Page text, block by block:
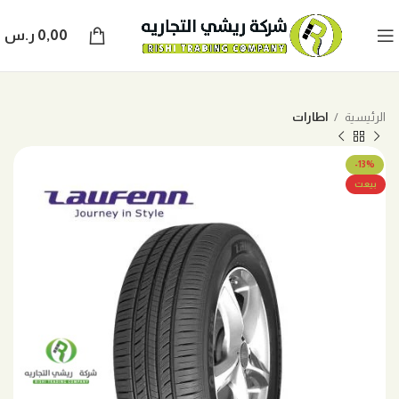
0,00 ر.س
الرئيسية اطارات
-13%
بيعت